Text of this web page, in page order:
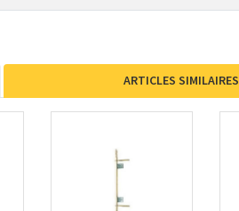
ARTICLES SIMILAIRES